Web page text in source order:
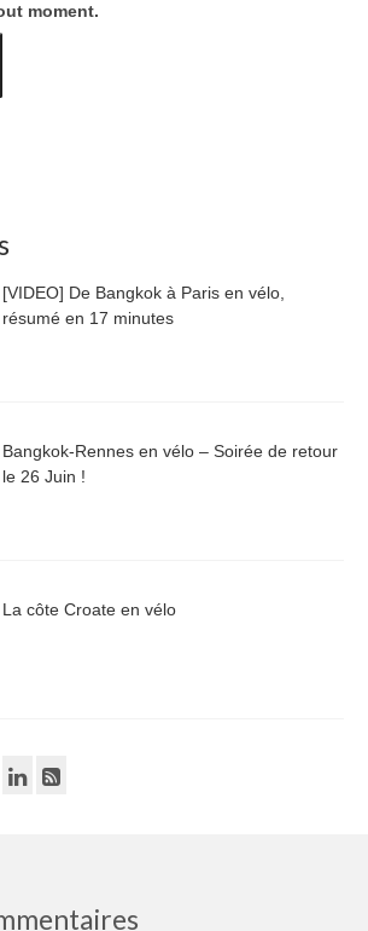
moment.
[VIDEO] De Bangkok à Paris en vélo,
résumé en 17 minutes
Bangkok-Rennes en vélo – Soirée de retour
le 26 Juin !
La côte Croate en vélo